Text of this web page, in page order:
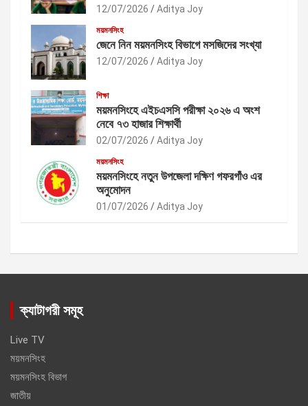
12/07/2026 Aditya Joy
ময়মনসিংহ
জেনে নিন ময়মনসিংহ বিভাগে মসজিদের সংখ্যা
12/07/2026 Aditya Joy
শিক্ষা
ময়মনসিংহে এইচএসসি পরীক্ষা ২০২৬ এ অংশ
নেবে ৭৩ হাজার শিক্ষার্থী
02/07/2026 Aditya Joy
ময়মনসিংহ
ময়মনসিংহে নতুন উপজেলা দক্ষিণ গফরগাঁও এর
অনুমোদন
01/07/2026 Aditya Joy
ক্যাটাগরী সমূহ
Live TV
ময়মনসিংহ
ময়মনসিংহ বিভাগ
জাতীয়